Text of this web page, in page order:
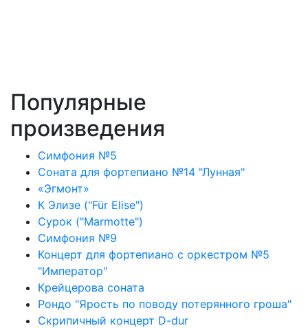
Популярные
произведения
Симфония №5
Соната для фортепиано №14 "Лунная"
«Эгмонт»
К Элизе ("Für Elise")
Сурок ("Marmotte")
Симфония №9
Концерт для фортепиано с оркестром №5
"Император"
Крейцерова соната
Рондо "Ярость по поводу потерянного гроша"
Скрипичный концерт D-dur